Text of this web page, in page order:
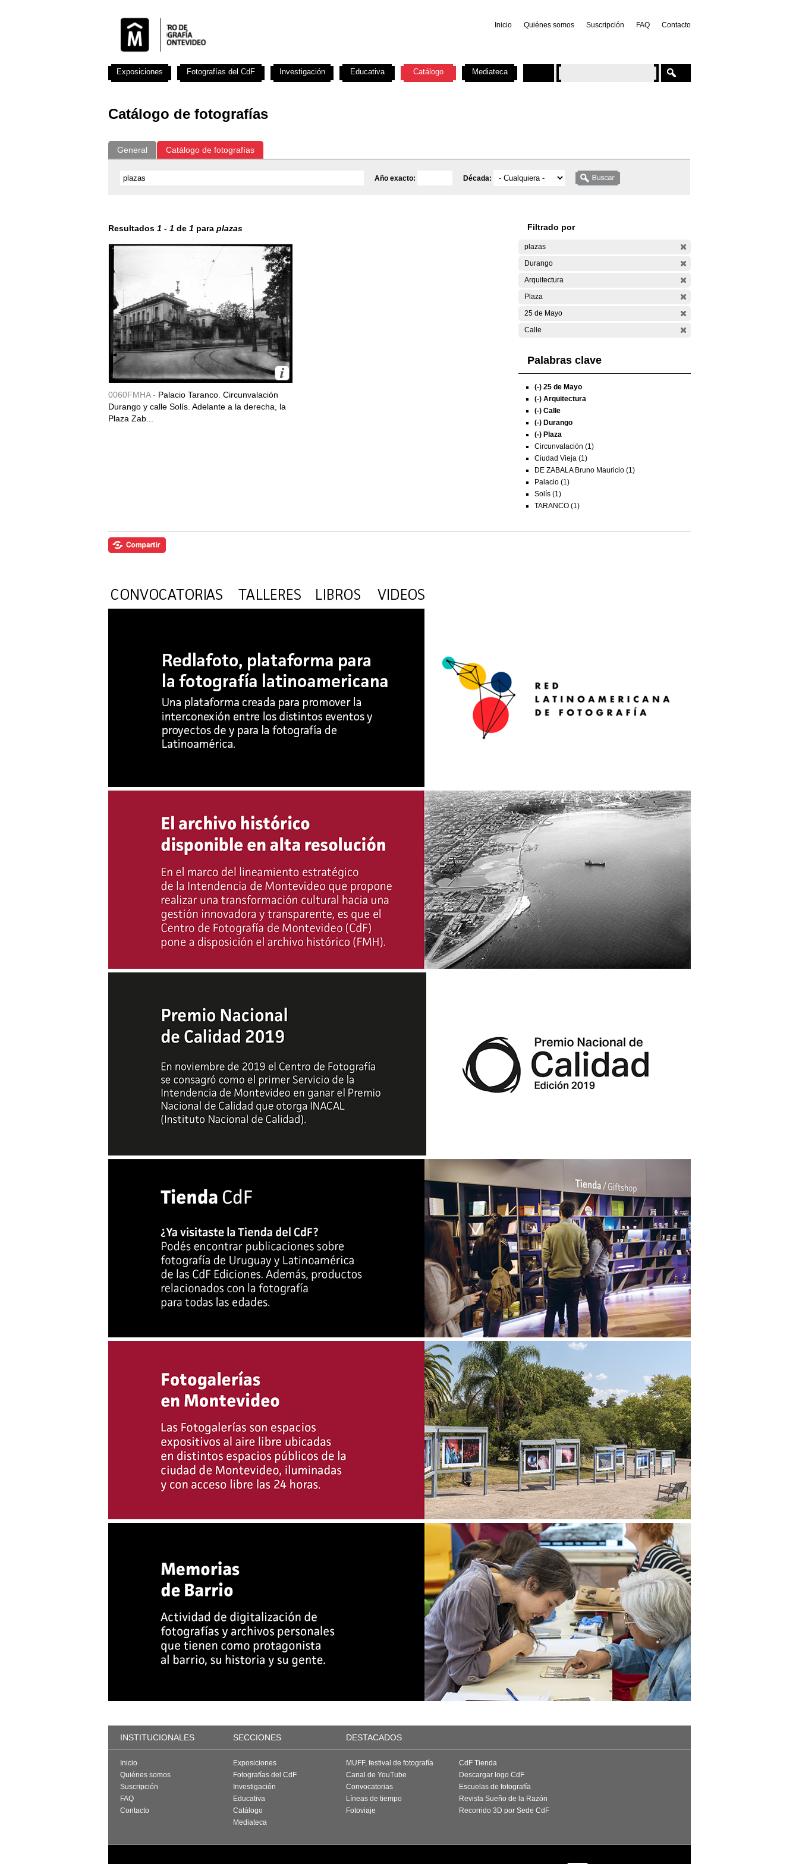
Inicio Quiénes somos Suscripción FAQ Contacto
Catálogo de fotografías
General Catálogo de fotografías
Año exacto: Década:
Resultados 1 - 1 de 1 para plazas
0060FMHA - Palacio Taranco. Circunvalación
Durango y calle Solís. Adelante a la derecha, la
Plaza Zab...
Filtrado por
plazas
Durango
Arquitectura
Plaza
25 de Mayo
Calle
Palabras clave
(-) 25 de Mayo
(-) Arquitectura
(-) Calle
(-) Durango
(-) Plaza
Circunvalación (1)
Ciudad Vieja (1)
DE ZABALA Bruno Mauricio (1)
Palacio (1)
Solís (1)
TARANCO (1)
Exposiciones Fotografías del CdF Investigación Educativa Catálogo Mediateca
INSTITUCIONALES SECCIONES DESTACADOS
Inicio
Quiénes somos
Suscripción
FAQ
Contacto
Exposiciones
Fotografías del CdF
Investigación
Educativa
Catálogo
Mediateca
MUFF, festival de fotografía
Canal de YouTube
Convocatorias
Líneas de tiempo
Fotoviaje
CdF Tienda
Descargar logo CdF
Escuelas de fotografía
Revista Sueño de la Razón
Recorrido 3D por Sede CdF